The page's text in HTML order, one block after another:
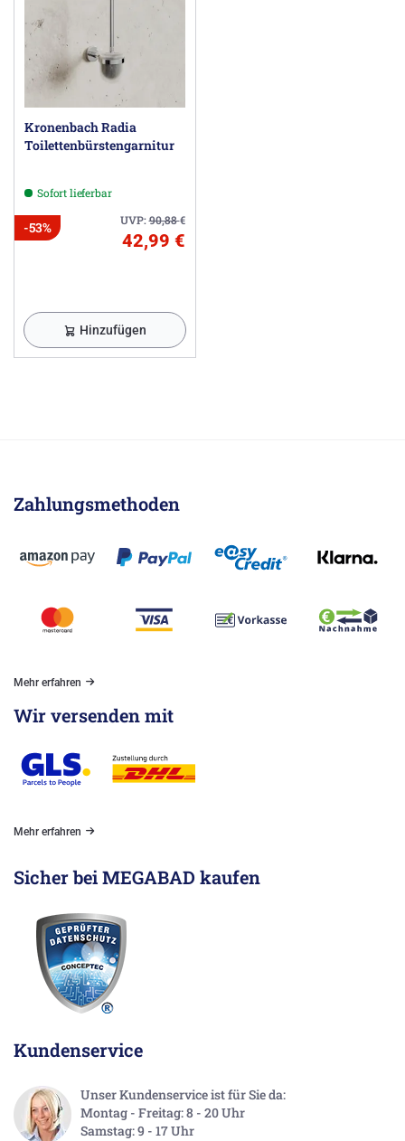
Kronenbach Radia
Toilettenbürstengarnitur
Sofort lieferbar
UVP:90,88€
-53%
42,99 €
Hinzufügen
Zahlungsmethoden
Mehr erfahren
Wir versenden mit
Mehr erfahren
Sicher bei MEGABAD kaufen
Kundenservice
Unser Kundenservice ist für Sie da:
Montag - Freitag: 8 - 20 Uhr
Samstag: 9 - 17 Uhr